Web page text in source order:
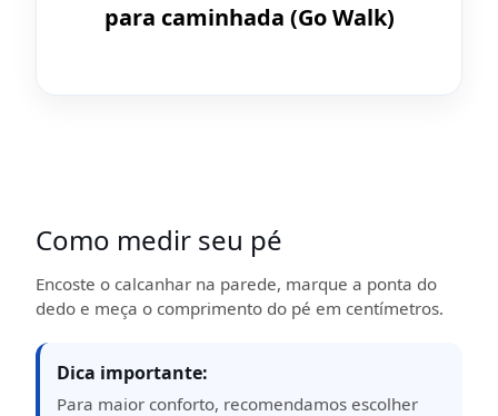
para caminhada (Go Walk)
Como medir seu pé
Encoste o calcanhar na parede, marque a ponta do
dedo e meça o comprimento do pé em centímetros.
Dica importante:
Para maior conforto, recomendamos escolher